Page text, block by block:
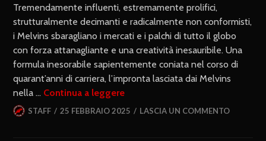
Tremendamente influenti, estremamente prolifici,
strutturalmente decimanti e radicalmente non conformisti,
i Melvins sbaragliano i mercati e i palchi di tutto il globo
con forza attanagliante e una creatività inesauribile. Una
formula inesorabile sapientemente coniata nel corso di
quarant’anni di carriera, l’impronta lasciata dai Melvins
nella … Continua a leggere
STAFF 25 FEBBRAIO 2025 LASCIA UN COMMENTO